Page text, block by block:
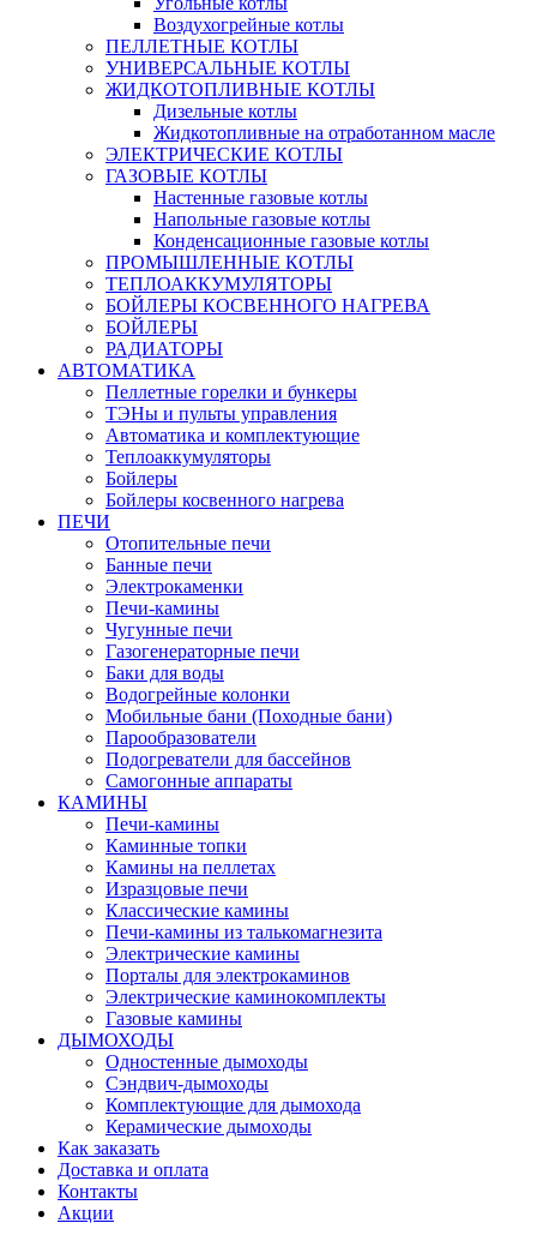
Воздухогрейные котлы
ПЕЛЛЕТНЫЕ КОТЛЫ
УНИВЕРСАЛЬНЫЕ КОТЛЫ
ЖИДКОТОПЛИВНЫЕ КОТЛЫ
Дизельные котлы
Жидкотопливные на отработанном масле
ЭЛЕКТРИЧЕСКИЕ КОТЛЫ
ГАЗОВЫЕ КОТЛЫ
Настенные газовые котлы
Напольные газовые котлы
Конденсационные газовые котлы
ПРОМЫШЛЕННЫЕ КОТЛЫ
ТЕПЛОАККУМУЛЯТОРЫ
БОЙЛЕРЫ КОСВЕННОГО НАГРЕВА
БОЙЛЕРЫ
РАДИАТОРЫ
АВТОМАТИКА
Пеллетные горелки и бункеры
ТЭНы и пульты управления
Автоматика и комплектующие
Теплоаккумуляторы
Бойлеры
Бойлеры косвенного нагрева
ПЕЧИ
Отопительные печи
Банные печи
Электрокаменки
Печи-камины
Чугунные печи
Газогенераторные печи
Баки для воды
Водогрейные колонки
Мобильные бани (Походные бани)
Парообразователи
Подогреватели для бассейнов
Самогонные аппараты
КАМИНЫ
Печи-камины
Каминные топки
Камины на пеллетах
Изразцовые печи
Классические камины
Печи-камины из талькомагнезита
Электрические камины
Порталы для электрокаминов
Электрические каминокомплекты
Газовые камины
ДЫМОХОДЫ
Одностенные дымоходы
Сэндвич-дымоходы
Комплектующие для дымохода
Керамические дымоходы
Как заказать
Доставка и оплата
Контакты
Акции